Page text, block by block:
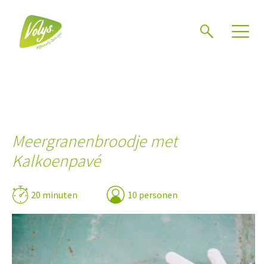
Meergranenbroodje met
Kalkoenpavé
20 minuten 10 personen